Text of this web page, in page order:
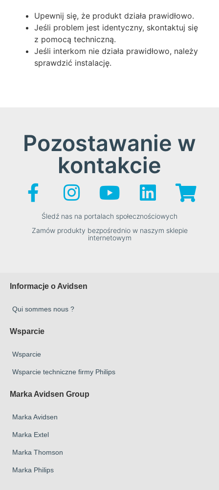
Upewnij się, że produkt działa prawidłowo.
Jeśli problem jest identyczny, skontaktuj się
z pomocą techniczną.
Jeśli interkom nie działa prawidłowo, należy
sprawdzić instalację.
Pozostawanie w
kontakcie
Śledź nas na portalach społecznościowych
Zamów produkty bezpośrednio w naszym sklepie
internetowym
Informacje o Avidsen
Qui sommes nous ?
Wsparcie
Wsparcie
Wsparcie techniczne firmy Philips
Marka Avidsen Group
Marka Avidsen
Marka Extel
Marka Thomson
Marka Philips